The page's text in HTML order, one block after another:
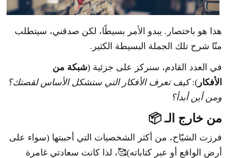
هذا هو باختصار. يبدو الأمر بسيطًا، لكن صدقني، سيتطلب
منّا شرح تلك الجملة البسيطة الكثير.
في العدد القادم، سنركز على جزئية (شبكة من
الأفكار ):كيف تعرف الأفكار التي ستشكل الأساس لقصتك؟
ومن أين أبدأ؟
من خارج الـ 📦
فرزت الشيّاح، من أكثر الشخصيات التي أحببتها (سواء على
أرض الواقع أو عبر كتاباته)🥰، لذا كانت سعادتي غامرة